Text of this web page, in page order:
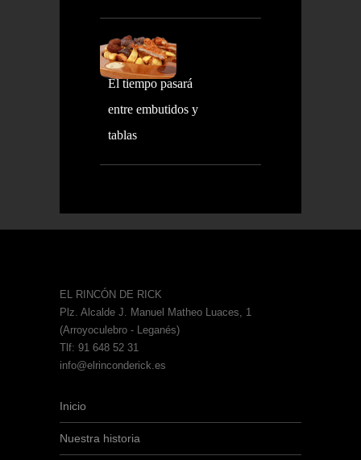
El tiempo pasará
entre embutidos y
tablas
EL RINCÓN DE RICK
Plz. Alcalde J. Manuel Matheo Luaces, 1
(Arroyoculebro - Leganés)
Tlf: 91 648 52 31
info@elrinconderick.es
Inicio
Nuestra historia